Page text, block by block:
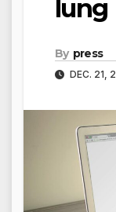
lung
By press
DEC. 21,